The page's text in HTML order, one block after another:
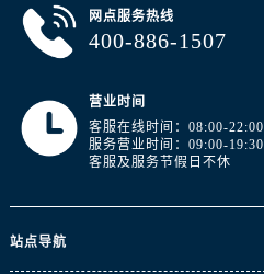
网点服务热线
400-886-1507
营业时间
客服在线时间：08:00-22:00
服务营业时间：09:00-19:30
客服及服务节假日不休
站点导航